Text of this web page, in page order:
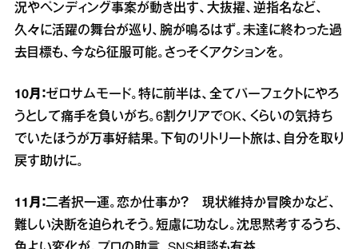
況やペンディング事案が動き出す、大抜擢、逆指名など、
久々に活躍の舞台が巡り、腕が鳴るはず。未達に終わった過
去目標も、今なら征服可能。さっそくアクションを。
10月：ゼロサムモード。特に前半は、全てパーフェクトにやろ
うとして痛手を負いがち。6割クリアでOK、くらいの気持ち
でいたほうが万事好結果。下旬のリトリート旅は、自分を取り
戻す助けに。
11月：二者択一運。恋か仕事か？ 現状維持か冒険かなど、
難しい決断を迫られそう。短慮に功なし。沈思黙考するうち、